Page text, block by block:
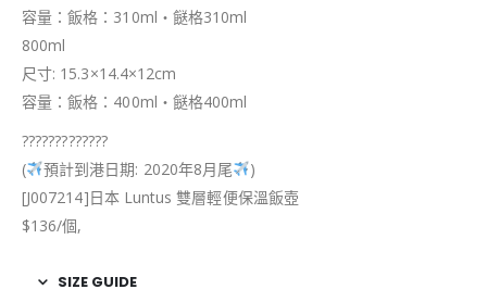
容量：飯格：310ml・餸格310ml
800ml
尺寸: 15.3×14.4×12cm
容量：飯格：400ml・餸格400ml
?????????????
(
預計到港日期: 2020年8月尾
)
[J007214]日本 Luntus 雙層輕便保溫飯壺
$136/個,
SIZE GUIDE